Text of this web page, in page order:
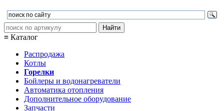
≡ Каталог
Распродажа
Котлы
Горелки
Бойлеры и водонагреватели
Автоматика отопления
Дополнительное оборудование
Запчасти